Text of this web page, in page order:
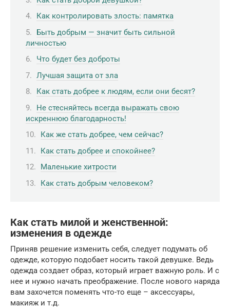
Как контролировать злость: памятка
Быть добрым — значит быть сильной
личностью
Что будет без доброты
Лучшая защита от зла
Как стать добрее к людям, если они бесят?
Не стесняйтесь всегда выражать свою
искреннюю благодарность!
Как же стать добрее, чем сейчас?
Как стать добрее и спокойнее?
Маленькие хитрости
Как стать добрым человеком?
Как стать милой и женственной:
изменения в одежде
Приняв решение изменить себя, следует подумать об
одежде, которую подобает носить такой девушке. Ведь
одежда создает образ, который играет важную роль. И с
нее и нужно начать преображение. После нового наряда
вам захочется поменять что-то еще – аксессуары,
макияж и т.д.